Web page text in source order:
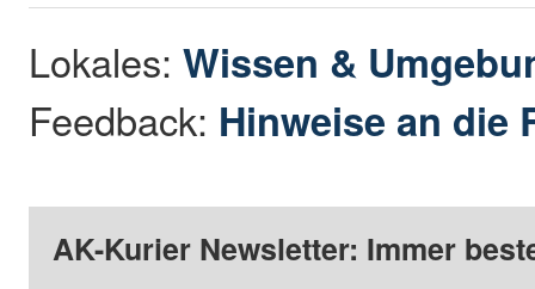
Lokales:Wissen &
Feedback: Hinweise an die
AK-Kurier Newsletter: Immer